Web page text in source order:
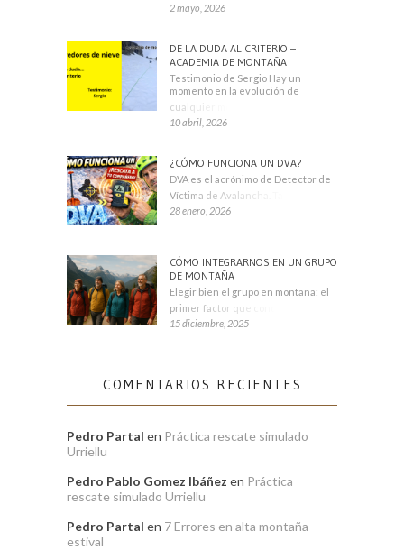
2 mayo, 2026
DE LA DUDA AL CRITERIO –
ACADEMIA DE MONTAÑA
Testimonio de Sergio Hay un
momento en la evolución de
cualquier montañero
10 abril, 2026
¿CÓMO FUNCIONA UN DVA?
DVA es el acrónimo de Detector de
Víctima de Avalancha. También se
28 enero, 2026
CÓMO INTEGRARNOS EN UN GRUPO
DE MONTAÑA
Elegir bien el grupo en montaña: el
primer factor que condiciona tu
15 diciembre, 2025
COMENTARIOS RECIENTES
Pedro Partal en Práctica rescate simulado
Urriellu
Pedro Pablo Gomez Ibáñez en Práctica
rescate simulado Urriellu
Pedro Partal en 7 Errores en alta montaña
estival